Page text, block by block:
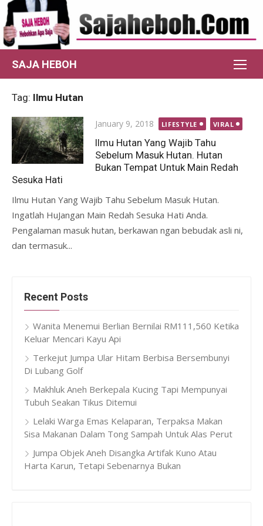
Skip
to
content
SAJA HEBOH
Tag: Ilmu Hutan
Posted
on
January 9, 2018 LIFESTYLE VIRAL
Ilmu Hutan Yang Wajib Tahu
Sebelum Masuk Hutan. Hutan
Bukan Tempat Untuk Main Redah
Sesuka Hati
Ilmu Hutan Yang Wajib Tahu Sebelum Masuk Hutan.
Ingatlah HuJangan Main Redah Sesuka Hati Anda.
Pengalaman masuk hutan, berkawan ngan bebudak asli ni,
dan termasuk...
Recent Posts
Wanita Menemui Berlian Bernilai RM111,560 Ketika
Keluar Mencari Kayu Api
Terkejut Jumpa Ular Hitam Berbisa Bersembunyi
Di Lubang Golf
Makhluk Aneh Berkepala Kucing Tapi Mempunyai
Tubuh Seakan Tikus Ditemui
Lelaki Warga Emas Kelaparan, Terpaksa Makan
Sisa Makanan Dalam Tong Sampah Untuk Alas Perut
Jumpa Objek Aneh Disangka Artifak Kuno Atau
Harta Karun, Tetapi Sebenarnya Bukan